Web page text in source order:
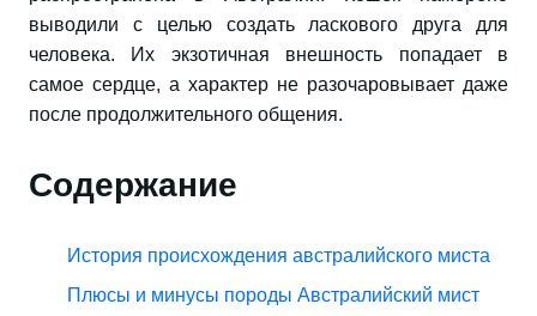
выводили с целью создать ласкового друга для
человека. Их экзотичная внешность попадает в
самое сердце, а характер не разочаровывает даже
после продолжительного общения.
Содержание
История происхождения австралийского миста
Плюсы и минусы породы Австралийский мист